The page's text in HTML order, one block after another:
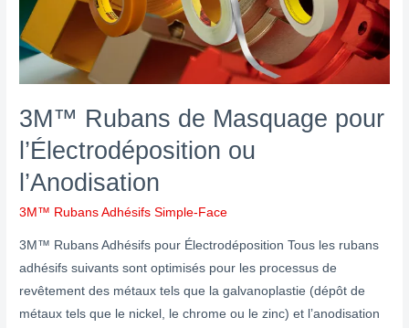
3M™ Rubans de Masquage pour
l’Électrodéposition ou
l’Anodisation
3M™ Rubans Adhésifs Simple-Face
3M™ Rubans Adhésifs pour Électrodéposition Tous les rubans
adhésifs suivants sont optimisés pour les processus de
revêtement des métaux tels que la galvanoplastie (dépôt de
métaux tels que le nickel, le chrome ou le zinc) et l’anodisation
ou
l’Anodisation